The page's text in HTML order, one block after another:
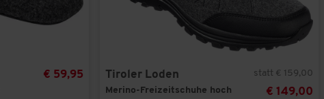
€ 59,95 Tiroler Loden
Merino-Freizeitschuhe hoch
statt € 159,00
€ 149,00